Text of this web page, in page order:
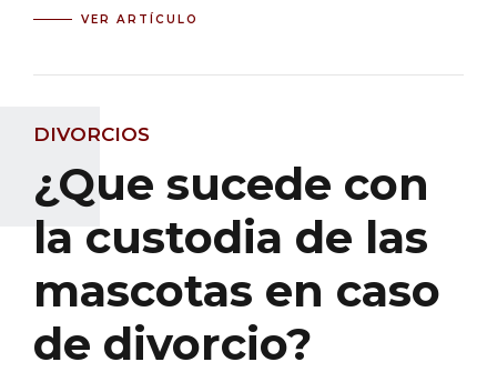
VER ARTÍCULO
DIVORCIOS
¿Que sucede con
la custodia de las
mascotas en caso
de divorcio?